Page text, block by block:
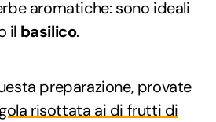
aromatiche: sono ideali
il basilico.
preparazione, provate
risottata ai di frutti di